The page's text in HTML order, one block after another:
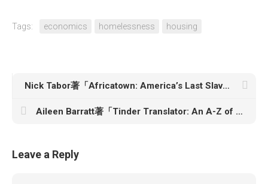
Tags: economics homelessness housing
Nick Tabor著「Africatown: America’s Last Slave Ship and the Community It Created」
Aileen Barratt著「Tinder Translator: An A-Z of Modern Misogyny」
Leave a Reply